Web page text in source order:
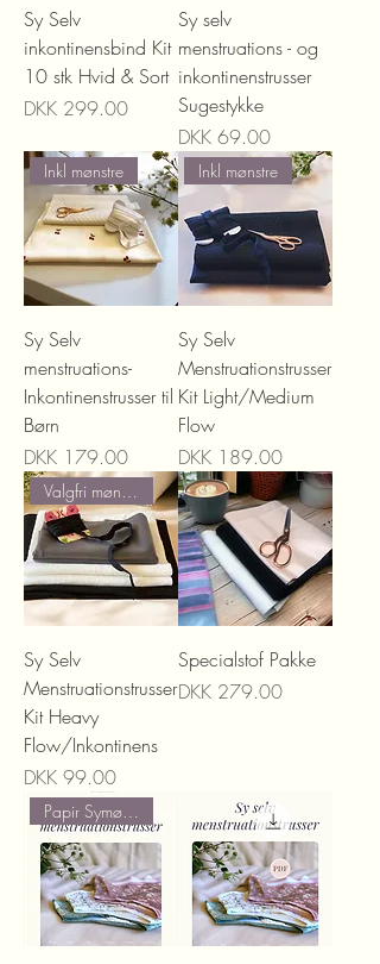
Sy Selv
inkontinensbind Kit
10 stk Hvid & Sort
Price
DKK 299.00
Sy selv
menstruations - og
inkontinenstrusser
Sugestykke
Price
DKK 69.00
Inkl mønstre
Sy Selv
menstruations-
Inkontinenstrusser til
Børn
Price
DKK 179.00
Inkl mønstre
Sy Selv
Menstruationstrusser
Kit Light/Medium
Flow
Price
DKK 189.00
Sy Selv
Menstruationstrusser
Kit Heavy
Flow/Inkontinens
Price
DKK 99.00
Specialstof Pakke
Price
DKK 279.00